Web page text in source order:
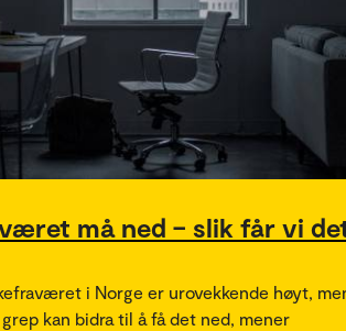
må ned – slik får vi
i Norge er urovekkende høyt,
kan bidra til å få det ned, mener